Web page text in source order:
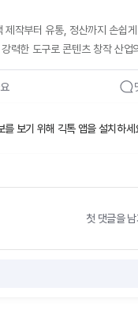
작부터 유통, 정산까지 손쉽
력한 도구로 콘텐츠 창작 산
를 보기 위해 긱톡 앱을 설치하세
첫 댓글을